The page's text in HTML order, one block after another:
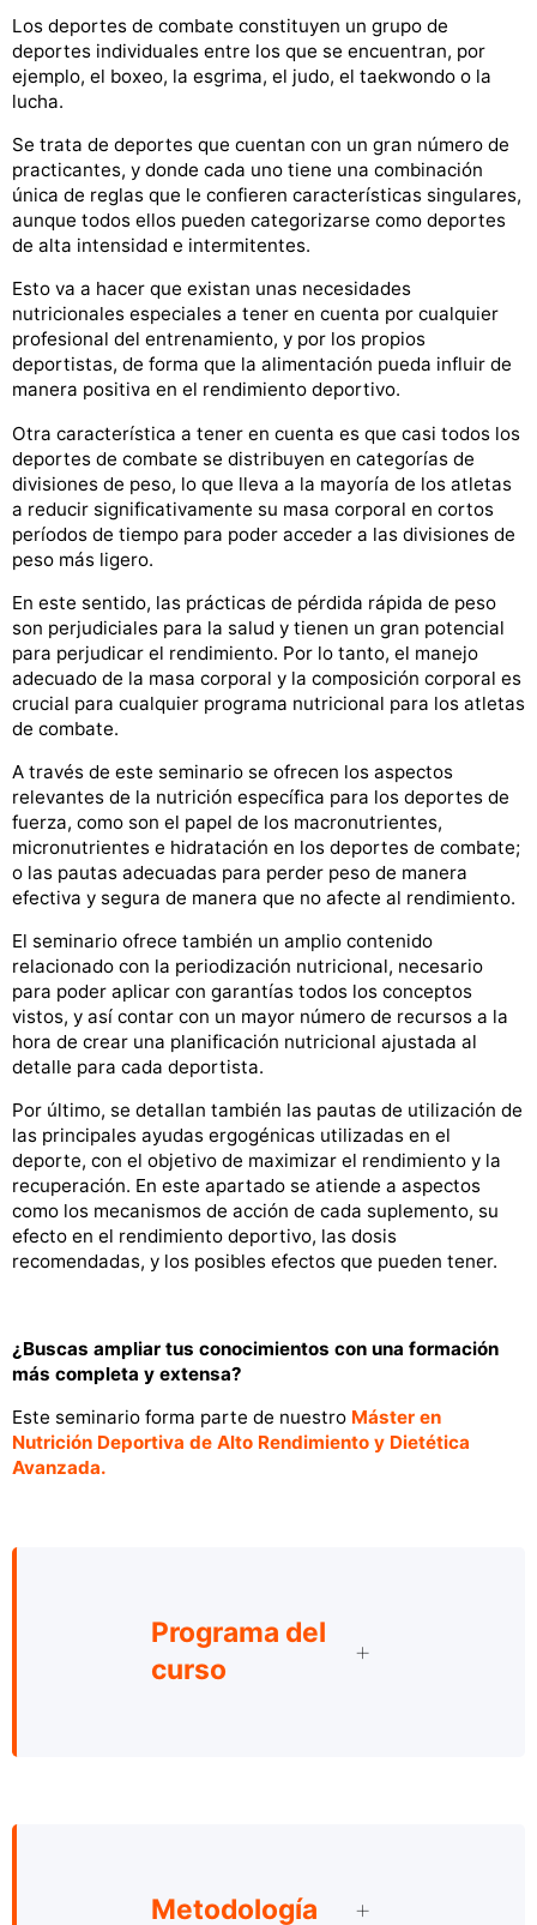
Los deportes de combate constituyen un grupo de
deportes individuales entre los que se encuentran, por
ejemplo, el boxeo, la esgrima, el judo, el taekwondo o la
lucha.
Se trata de deportes que cuentan con un gran número de
practicantes, y donde cada uno tiene una combinación
única de reglas que le confieren características singulares,
aunque todos ellos pueden categorizarse como deportes
de alta intensidad e intermitentes.
Esto va a hacer que existan unas necesidades
nutricionales especiales a tener en cuenta por cualquier
profesional del entrenamiento, y por los propios
deportistas, de forma que la alimentación pueda influir de
manera positiva en el rendimiento deportivo.
Otra característica a tener en cuenta es que casi todos los
deportes de combate se distribuyen en categorías de
divisiones de peso, lo que lleva a la mayoría de los atletas
a reducir significativamente su masa corporal en cortos
períodos de tiempo para poder acceder a las divisiones de
peso más ligero.
En este sentido, las prácticas de pérdida rápida de peso
son perjudiciales para la salud y tienen un gran potencial
para perjudicar el rendimiento. Por lo tanto, el manejo
adecuado de la masa corporal y la composición corporal es
crucial para cualquier programa nutricional para los atletas
de combate.
A través de este seminario se ofrecen los aspectos
relevantes de la nutrición específica para los deportes de
fuerza, como son el papel de los macronutrientes,
micronutrientes e hidratación en los deportes de combate;
o las pautas adecuadas para perder peso de manera
efectiva y segura de manera que no afecte al rendimiento.
El seminario ofrece también un amplio contenido
relacionado con la periodización nutricional, necesario
para poder aplicar con garantías todos los conceptos
vistos, y así contar con un mayor número de recursos a la
hora de crear una planificación nutricional ajustada al
detalle para cada deportista.
Por último, se detallan también las pautas de utilización de
las principales ayudas ergogénicas utilizadas en el
deporte, con el objetivo de maximizar el rendimiento y la
recuperación. En este apartado se atiende a aspectos
como los mecanismos de acción de cada suplemento, su
efecto en el rendimiento deportivo, las dosis
recomendadas, y los posibles efectos que pueden tener.
¿Buscas ampliar tus conocimientos con una formación
más completa y extensa?
Este seminario forma parte de nuestro Máster en
Nutrición Deportiva de Alto Rendimiento y Dietética
Avanzada.
Programa del
curso
Metodología